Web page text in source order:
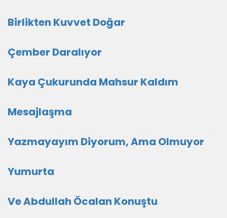
Birlikten Kuvvet Doğar
Çember Daralıyor
Kaya Çukurunda Mahsur Kaldım
Mesajlaşma
Yazmayayım Diyorum, Ama Olmuyor
Yumurta
Ve Abdullah Öcalan Konuştu